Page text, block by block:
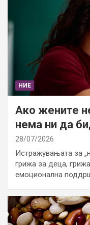
НИЕ
Ако жените
нема ни да
28/07/2026
Истражувањата за
грижа за деца,
емоционална